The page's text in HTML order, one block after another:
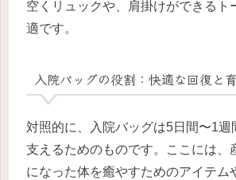
空くリュックや、肩掛けができるト
適です。
入院バッグの役割：快適な回復と
対照的に、入院バッグは5日間〜1週
支えるためのものです。ここには、
になった体を癒やすためのアイテム